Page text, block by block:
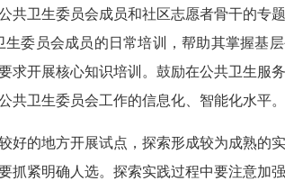
共卫生委员会成员和社区志愿者骨干的专
委员会成员的日常培训，帮助其掌握基
求开展核心知识培训。鼓励在公共卫生服
卫生委员会工作的信息化、智能化水平。
好的地方开展试点，探索形成较为成熟的
抓紧明确人选。探索实践过程中要注意加